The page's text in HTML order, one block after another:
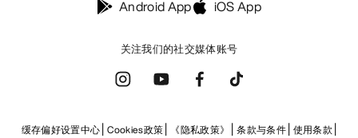
关注我们的社交媒体账号
Android App iOS App
缓存偏好设置中心 Cookies政策 《隐私政策》 条款与条件 使用条款